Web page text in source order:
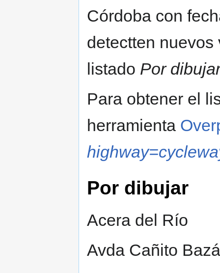
Córdoba con
detectten
listado Por
Para obtener el
herramienta
Por dibujar
Acera del Río
Avda Cañito